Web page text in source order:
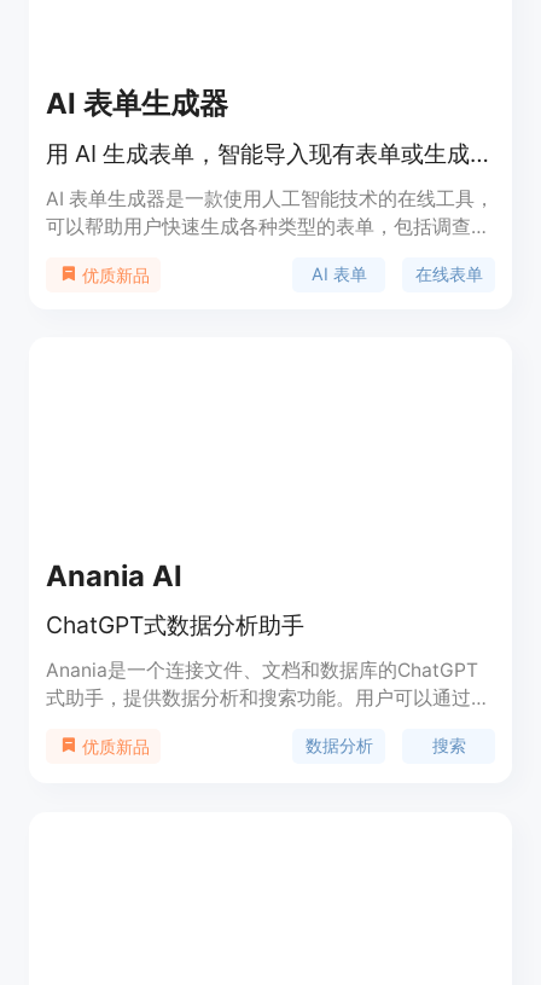
AI 表单生成器
用 AI 生成表单，智能导入现有表单或生成新表单
AI 表单生成器是一款使用人工智能技术的在线工具，
可以帮助用户快速生成各种类型的表单，包括调查问
用户可以通过描述所需表单的内容，或者通过导入现
优质新品 AI 表单 在线表单
Anania AI
ChatGPT式数据分析助手
Anania是一个连接文件、文档和数据库的ChatGPT
式助手，提供数据分析和搜索功能。用户可以通过连
据。Anania支持问答、查询、搜索和生成报告等功
优质新品 数据分析 搜索